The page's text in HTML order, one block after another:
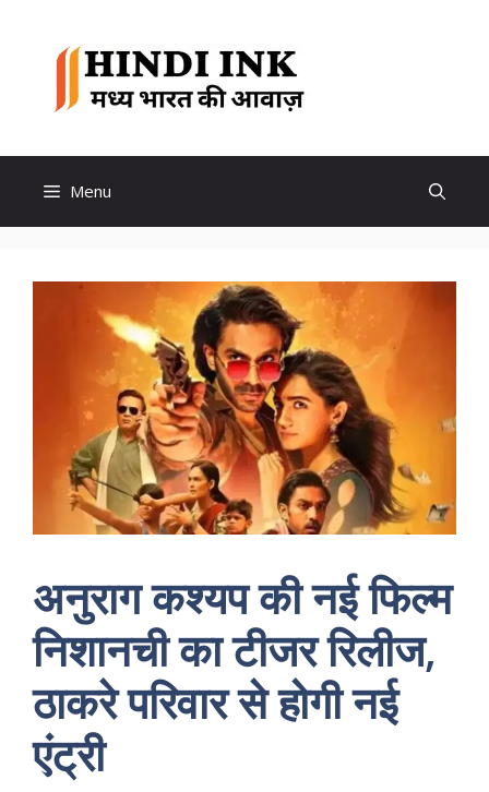
content
Menu
अनुराग कश्यप की नई फिल्म
निशानची का टीजर रिलीज,
ठाकरे परिवार से होगी नई
एंट्री